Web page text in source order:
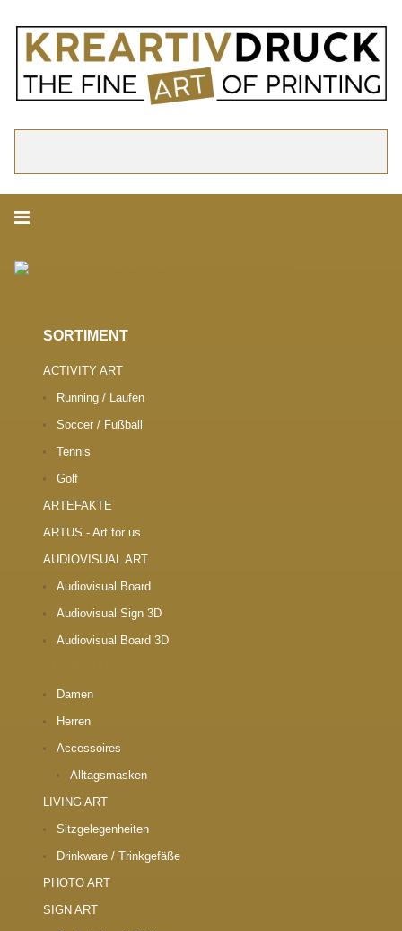
Cookie Hinweis
Um die Inhalte unserer Webseite optimal zu gestalten und fortlaufend zu
verwenden wir Cookies. Durch die weitere Nutzung der Webseite stimmen
Verwendung von Cookies zu. Weitere Informationen zu Cookies erhalten Sie
Datenschutzerklärung.
SORTIMENT
ACTIVITY ART
Running / Laufen
Soccer / Fußball
Tennis
Golf
ARTEFAKTE
ARTUS - Art for us
AUDIOVISUAL ART
Audiovisual Board
Audiovisual Sign 3D
Audiovisual Board 3D
Damen
Herren
Accessoires
Alltagsmasken
LIVING ART
Sitzgelegenheiten
Drinkware / Trinkgefäße
PHOTO ART
SIGN ART